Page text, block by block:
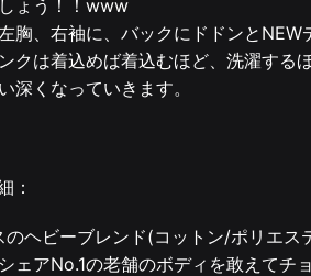
ょう！！www
胸、右袖に、バックにドドンとNEW
クは着込めば着込むほど、洗濯する
深くなっていきます。
：
ヘビーブレンド(コットン/ポリエス
ェアNo.1の老舗のボディを敢えてチ